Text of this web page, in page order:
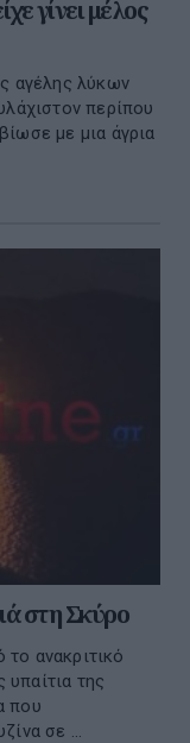
γίνει μέλος
αγέλης λύκων
περίπου
με μια άγρια
στη Σκύρο
ανακριτικό
της
που
σε ...